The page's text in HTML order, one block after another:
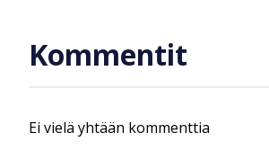
Kommentit
Ei vielä yhtään kommenttia